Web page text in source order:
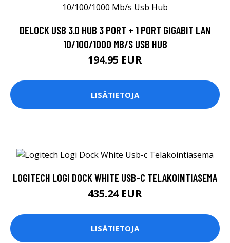
DELOCK USB 3.0 HUB 3 PORT + 1 PORT GIGABIT LAN
10/100/1000 MB/S USB HUB
194.95 EUR
LISÄTIETOJA
LOGITECH LOGI DOCK WHITE USB-C TELAKOINTIASEMA
435.24 EUR
LISÄTIETOJA